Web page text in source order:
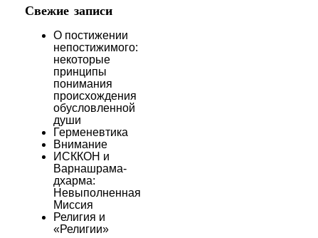
Свежие записи
О постижении
непостижимого:
некоторые
принципы
понимания
происхождения
обусловленной
души
Герменевтика
Внимание
ИСККОН и
Варнашрама-
дхарма:
Невыполненная
Миссия
Религия и
«Религии»